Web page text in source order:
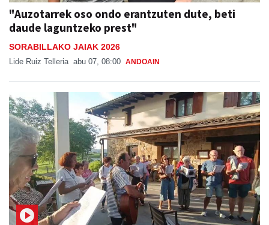
"Auzotarrek oso ondo erantzuten dute, beti
daude laguntzeko prest"
SORABILLAKO JAIAK 2026
Lide Ruiz Telleria abu 07, 08:00 ANDOAIN